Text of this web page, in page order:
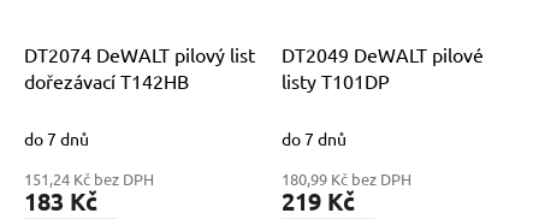
DT2074 DeWALT pilový list
dořezávací T142HB
do 7 dnů
151,24 Kč bez DPH
183 Kč
DT2049 DeWALT pilové
listy T101DP
do 7 dnů
180,99 Kč bez DPH
219 Kč